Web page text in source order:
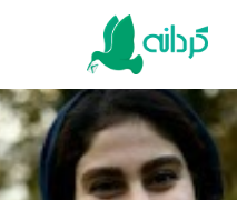
Skip
content